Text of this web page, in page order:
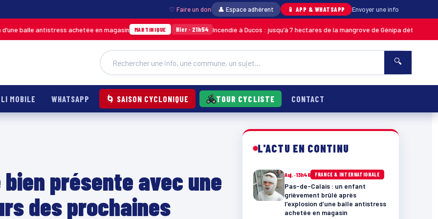
♡ Faire un don 👤 Espace adhérent 📱 APP & WHATSAPP Envoyer une info
antistress achetée en magasin MARTINIQUE Hier · 21h54 Incendie à Ducos : jusqu’à 7 hectares de la mangrove de Génipa détruits, le feu
🔍
MOBILE WHATSAPP 🌀 SAISON CYCLONIQUE TOUR CYCLISTE CONTACT
présente avec une
des prochaines
L'ACTU EN CONTINU
Auj. · 13h46 FRANCE & INTERNATIONALE
Pas-de-Calais : un enfant
grièvement brûlé après
l’explosion d’une balle antistress
achetée en magasin